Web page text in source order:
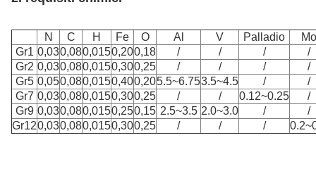
N C H Fe O Al V Palladio
Mo
Gr1 0,030,080,0150,200,18 / / /
/
Gr2 0,030,080,0150,300,25 / / /
/
Gr5 0,050,080,0150,400,205.5~6.753.5~4.5 /
/
Gr7 0,030,080,0150,300,25 / / 0.12~0.25
/
Gr9 0,030,080,0150,250,15 2.5~3.5 2.0~3.0 /
/
Gr120,030,080,0150,300,25 / / /